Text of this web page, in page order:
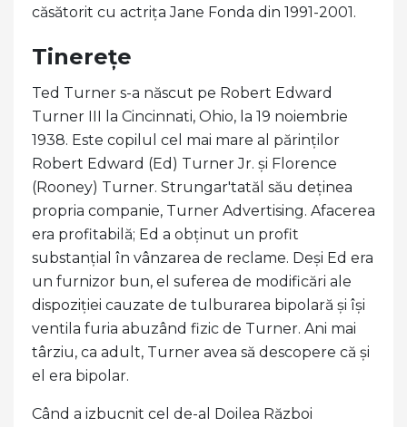
căsătorit cu actrița Jane Fonda din 1991-2001.
Tinerețe
Ted Turner s-a născut pe Robert Edward
Turner III la Cincinnati, Ohio, la 19 noiembrie
1938. Este copilul cel mai mare al părinților
Robert Edward (Ed) Turner Jr. și Florence
(Rooney) Turner. Strungar'tatăl său deținea
propria companie, Turner Advertising. Afacerea
era profitabilă; Ed a obținut un profit
substanțial în vânzarea de reclame. Deși Ed era
un furnizor bun, el suferea de modificări ale
dispoziției cauzate de tulburarea bipolară și își
ventila furia abuzând fizic de Turner. Ani mai
târziu, ca adult, Turner avea să descopere că și
el era bipolar.
Când a izbucnit cel de-al Doilea Război